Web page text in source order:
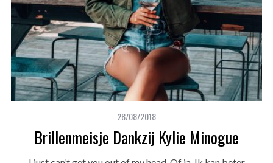
28/08/2018
Brillenmeisje Dankzij Kylie Minogue